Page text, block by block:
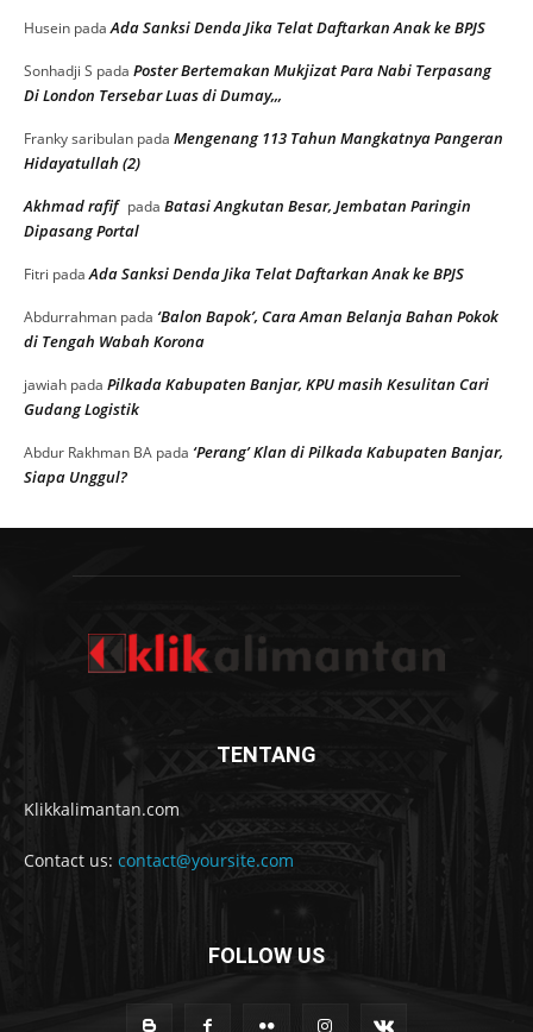
Husein padaAda Sanksi Denda Jika Telat Daftarkan Anak ke BPJS
Sonhadji S pada Poster Bertemakan Mukjizat Para Nabi Terpasang
Di London Tersebar Luas di Dumay,,,
Franky saribulan pada Mengenang 113 Tahun Mangkatnya Pangeran
Hidayatullah (2)
Akhmad rafif pada Batasi Angkutan Besar, Jembatan Paringin
Dipasang Portal
Fitri padaAda Sanksi Denda Jika Telat Daftarkan Anak ke BPJS
Abdurrahman pada ‘Balon Bapok’, Cara Aman Belanja Bahan Pokok
di Tengah Wabah Korona
jawiah pada Pilkada Kabupaten Banjar, KPU masih Kesulitan Cari
Gudang Logistik
Abdur Rakhman BA pada ‘Perang’ Klan di Pilkada Kabupaten Banjar,
Siapa Unggul?
TENTANG
Klikkalimantan.com
Contact us: contact@yoursite.com
FOLLOW US